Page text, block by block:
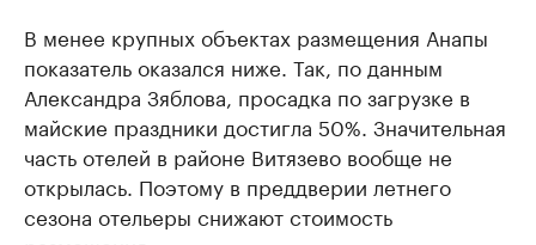
В менее крупных объектах размещения Анапы
показатель оказался ниже. Так, по данным
Александра Зяблова, просадка по загрузке в
майские праздники достигла 50%. Значительная
часть отелей в районе Витязево вообще не
открылась. Поэтому в преддверии летнего
сезона отельеры снижают стоимость